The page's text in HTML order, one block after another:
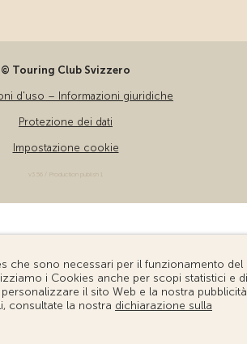
© Touring Club Svizzero
d'uso – Informazioni giuridiche
Protezione dei dati
Impostazione cookie
v3.56 / Production publish 1